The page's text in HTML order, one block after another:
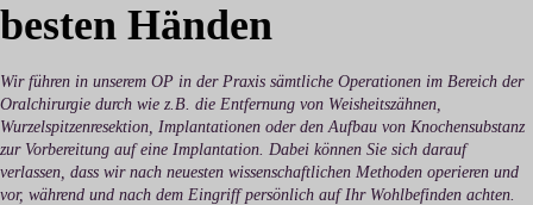
besten Händen
Wir führen in unserem OP in der Praxis sämtliche Operationen im Bereich der
Oralchirurgie durch wie z.B. die Entfernung von Weisheitszähnen,
Wurzelspitzenresektion, Implantationen oder den Aufbau von Knochensubstanz
zur Vorbereitung auf eine Implantation. Dabei können Sie sich darauf
verlassen, dass wir nach neuesten wissenschaftlichen Methoden operieren und
vor, während und nach dem Eingriff persönlich auf Ihr Wohlbefinden achten.